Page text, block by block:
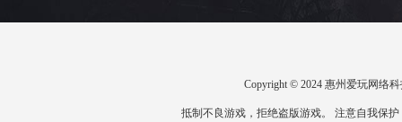
Copyright © 2024 惠州爱玩网络
抵制不良游戏，拒绝盗版游戏。 注意自我保